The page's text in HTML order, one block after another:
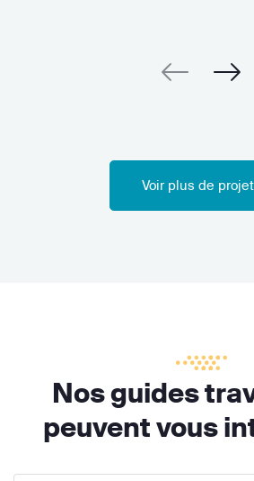
Voir plus de
Nos guides
peuvent vous